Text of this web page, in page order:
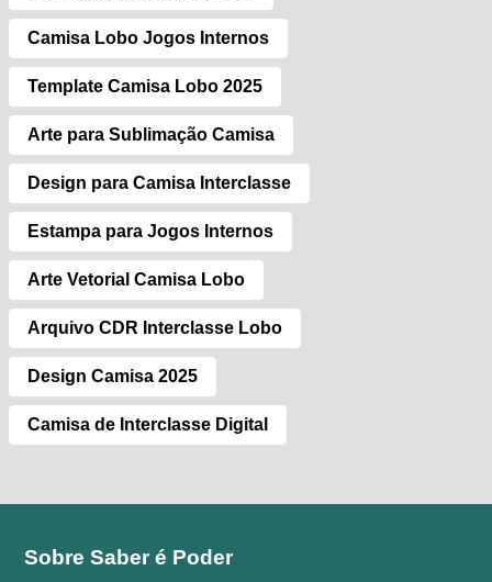
Camisa Lobo Jogos Internos
Template Camisa Lobo 2025
Arte para Sublimação Camisa
Design para Camisa Interclasse
Estampa para Jogos Internos
Arte Vetorial Camisa Lobo
Arquivo CDR Interclasse Lobo
Design Camisa 2025
Camisa de Interclasse Digital
Sobre Saber é Poder